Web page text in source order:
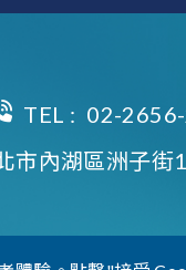
TEL : 02-
市內湖區洲子街